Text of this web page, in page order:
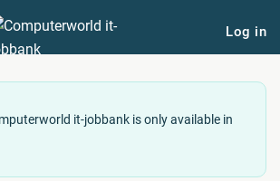
Log in
it-jobbank is only available in